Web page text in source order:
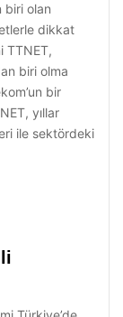
biri olan
dikkat
TTNET,
biri olma
bir
yıllar
ile sektördeki